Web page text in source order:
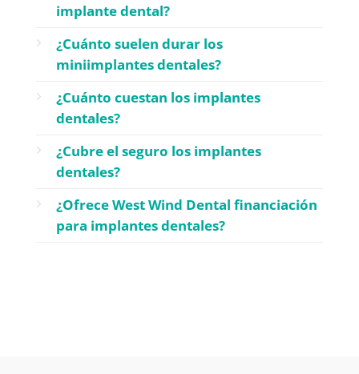
implante dental?
¿Cuánto suelen durar los
miniimplantes dentales?
¿Cuánto cuestan los implantes
dentales?
¿Cubre el seguro los implantes
dentales?
¿Ofrece West Wind Dental financiación
para implantes dentales?